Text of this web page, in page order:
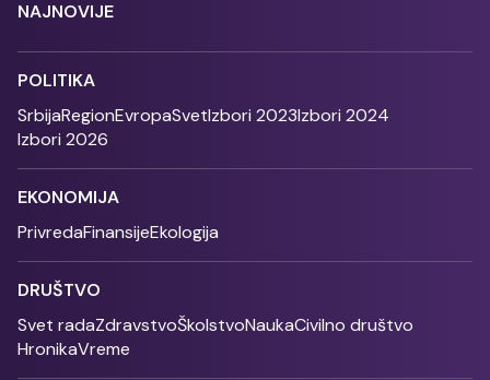
NAJNOVIJE
POLITIKA
SrbijaRegionEvropaSvetIzbori 2023Izbori 2024
Izbori 2026
EKONOMIJA
PrivredaFinansijeEkologija
DRUŠTVO
Svet radaZdravstvoŠkolstvoNaukaCivilno društvo
HronikaVreme